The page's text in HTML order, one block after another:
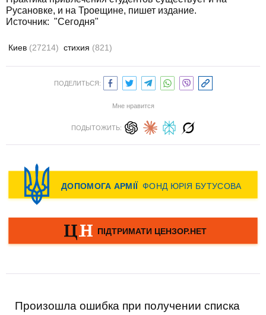
Русановке, и на Троещине, пишет издание.
Источник: "Сегодня"
Киев (27214) стихия (821)
ПОДЕЛИТЬСЯ:
Мне нравится
ПОДЫТОЖИТЬ:
Произошла ошибка при получении списка